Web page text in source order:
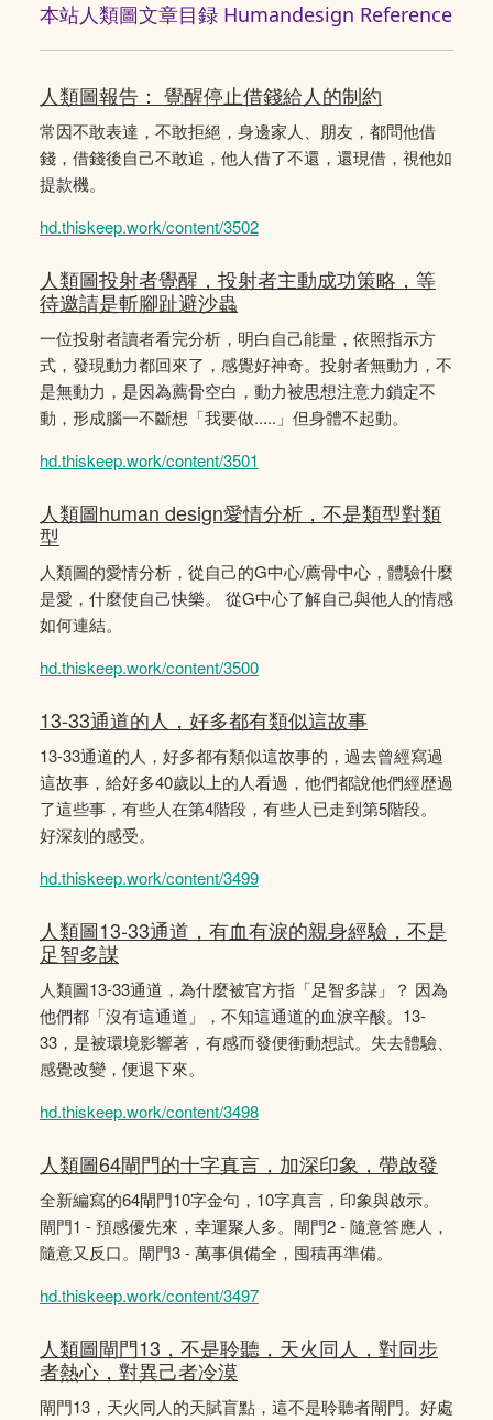
本站人類圖文章目録 Humandesign Reference
人類圖報告： 覺醒停止借錢給人的制約
常因不敢表達，不敢拒絕，身邊家人、朋友，都問他借
錢，借錢後自己不敢追，他人借了不還，還現借，視他如
提款機。
hd.thiskeep.work/content/3502
人類圖投射者覺醒，投射者主動成功策略，等
待邀請是斬腳趾避沙蟲
一位投射者讀者看完分析，明白自己能量，依照指示方
式，發現動力都回來了，感覺好神奇。投射者無動力，不
是無動力，是因為薦骨空白，動力被思想注意力鎖定不
動，形成腦一不斷想「我要做.....」但身體不起動。
hd.thiskeep.work/content/3501
人類圖human design愛情分析，不是類型對類
型
人類圖的愛情分析，從自己的G中心/薦骨中心，體驗什麼
是愛，什麼使自己快樂。 從G中心了解自己與他人的情感
如何連結。
hd.thiskeep.work/content/3500
13-33通道的人，好多都有類似這故事
13-33通道的人，好多都有類似這故事的，過去曾經寫過
這故事，給好多40歲以上的人看過，他們都說他們經歴過
了這些事，有些人在第4階段，有些人已走到第5階段。
好深刻的感受。
hd.thiskeep.work/content/3499
人類圖13-33通道，有血有淚的親身經驗，不是
足智多謀
人類圖13-33通道，為什麼被官方指「足智多謀」？ 因為
他們都「沒有這通道」，不知這通道的血淚辛酸。13-
33，是被環境影響著，有感而發便衝動想試。失去體驗、
感覺改變，便退下來。
hd.thiskeep.work/content/3498
人類圖64閘門的十字真言，加深印象，帶啟發
全新編寫的64閘門10字金句，10字真言，印象與啟示。
閘門1 - 預感優先來，幸運聚人多。閘門2 - 隨意答應人，
隨意又反口。閘門3 - 萬事俱備全，囤積再準備。
hd.thiskeep.work/content/3497
人類圖閘門13，不是聆聽，天火同人，對同步
者熱心，對異己者冷漠
閘門13，天火同人的天賦盲點，這不是聆聽者閘門。好處